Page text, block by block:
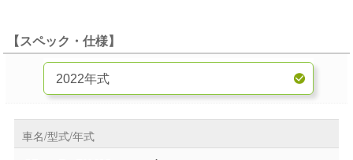
【スペック・仕様】
車名/型式/年式